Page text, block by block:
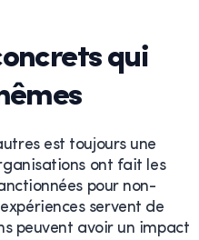
qui
est toujours une
ont fait les
pour non-
servent de
peuvent avoir un impact